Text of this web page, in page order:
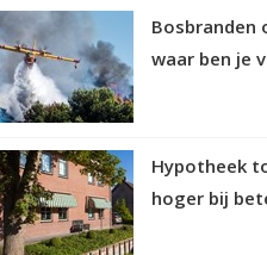
Bosbranden
waar ben je
Hypotheek
hoger bij